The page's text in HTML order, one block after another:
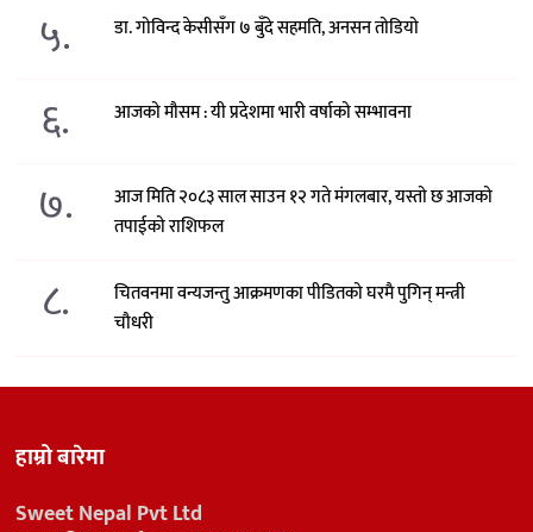
५. डा. गोविन्द केसीसँग ७ बुँदे सहमति, अनसन तोडियो
६. आजको मौसम : यी प्रदेशमा भारी वर्षाको सम्भावना
७.
आज मिति २०८३ साल साउन १२ गते मंगलबार, यस्तो छ आजको
तपाईको राशिफल
८.
चितवनमा वन्यजन्तु आक्रमणका पीडितको घरमै पुगिन् मन्त्री
चौधरी
हाम्रो बारेमा
Sweet Nepal Pvt Ltd